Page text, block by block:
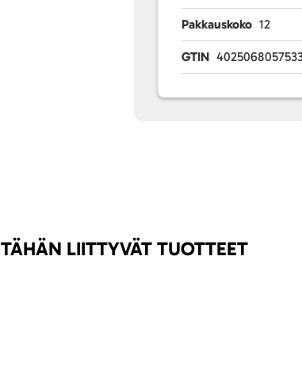
Pakkauskoko 12
GTIN
TÄHÄN LIITTYVÄT TUOTTEET